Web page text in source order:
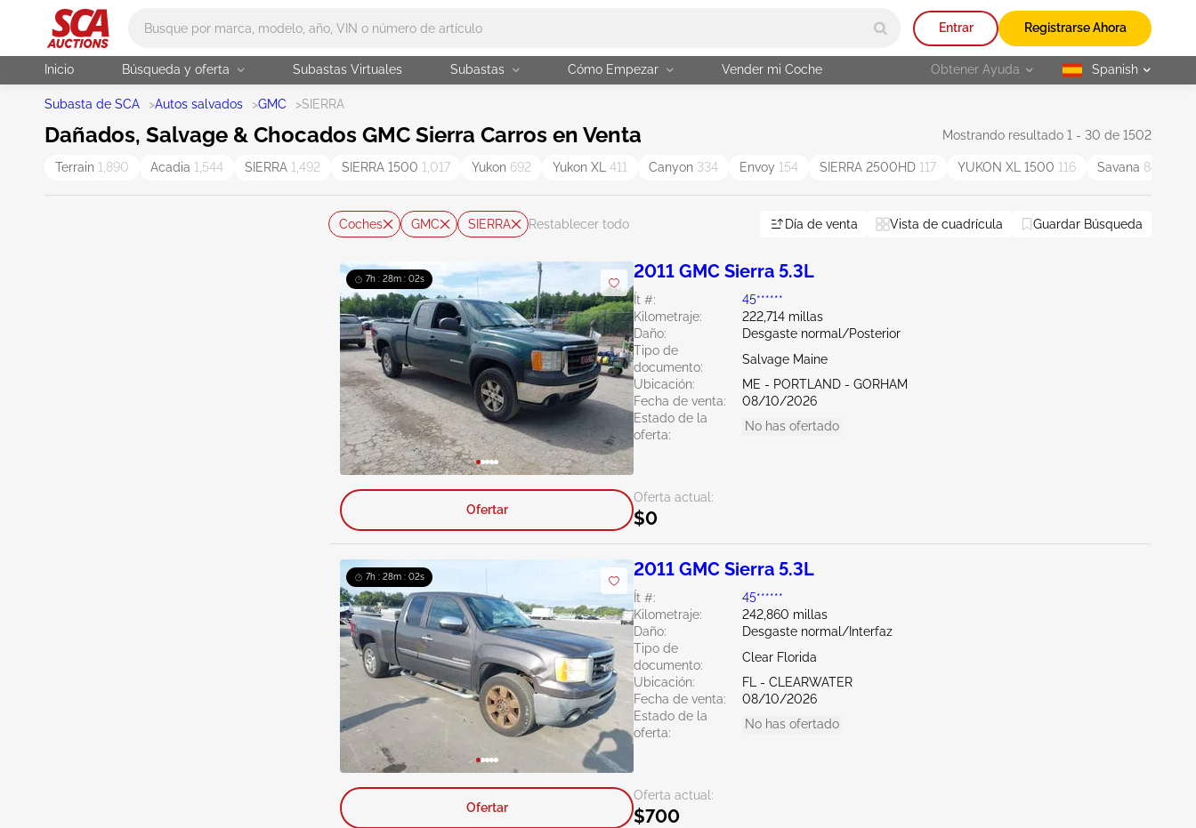
Entrar Registrarse Ahora
Inicio Búsqueda y oferta Subastas Virtuales Subastas Cómo Empezar Vender mi Coche Obtener Ayuda selected
Spanish
Subasta de SCA >Autos salvados >GMC >SIERRA
Dañados, Salvage & Chocados GMC Sierra Carros en Venta Mostrando resultado 1 - 30 de 1502
Terrain 1,890 Acadia 1,544 SIERRA 1,492 SIERRA 1500 1,017 Yukon 692 Yukon XL 411 Canyon 334 Envoy 154 SIERRA 2500HD 117 YUKON XL 1500 116 Savana 84
Coches GMC SIERRA Restablecer todo Día de venta Vista de cuadrícula Guardar Búsqueda
7h : 28m : 01s 2011 GMC Sierra 5.3L
Ít #:
45******
Kilometraje:
222,714 millas
Daño:
Desgaste normal/Posterior
Tipo de
documento:
Salvage Maine
Ubicación:
ME - PORTLAND - GORHAM
Fecha de venta:
08/10/2026
Estado de la
oferta:
No has ofertado
Oferta actual:
$0
Ofertar
7h : 28m : 01s 2011 GMC Sierra 5.3L
Ít #:
45******
Kilometraje:
242,860 millas
Daño:
Desgaste normal/Interfaz
Tipo de
documento:
Clear Florida
Ubicación:
FL - CLEARWATER
Fecha de venta:
08/10/2026
Estado de la
oferta:
No has ofertado
Oferta actual:
$700
Ofertar